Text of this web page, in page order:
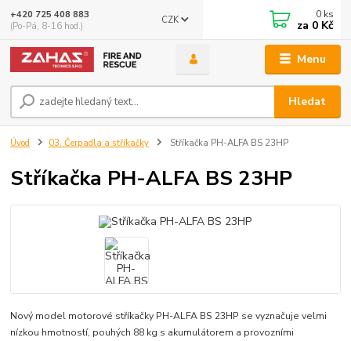
Menu
CZK
Hledat
+420 725 408 883
(Po-Pá, 8-16 hod.)
0 ks
za 0 Kč
Úvod 03. Čerpadla a stříkačky Stříkačka PH-ALFA BS 23HP
Stříkačka PH-ALFA BS 23HP
Nový model motorové stříkačky PH-ALFA BS 23HP se vyznačuje velmi
nízkou hmotností, pouhých 88 kg s akumulátorem a provozními